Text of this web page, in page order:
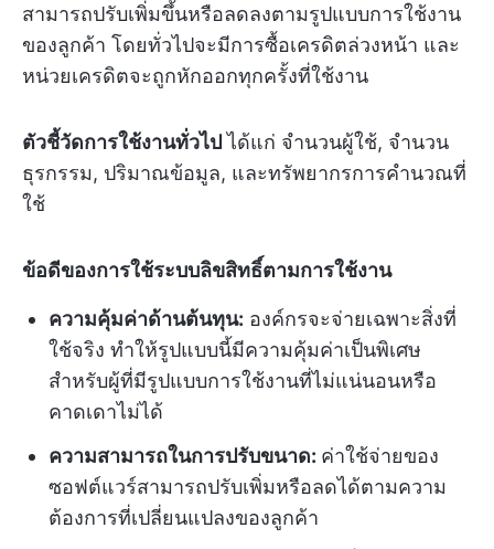
สามารถปรับเพิ่มขึ้นหรือลดลงตามรูปแบบการใช้งาน
ของลูกค้า โดยทั่วไปจะมีการซื้อเครดิตล่วงหน้า และ
หน่วยเครดิตจะถูกหักออกทุกครั้งที่ใช้งาน
ตัวชี้วัดการใช้งานทั่วไปได้แก่ จำนวนผู้ใช้, จำนวน
ธุรกรรม, ปริมาณข้อมูล, และทรัพยากรการคำนวณที่
ใช้
ข้อดีของการใช้ระบบลิขสิทธิ์ตามการใช้งาน
ความคุ้มค่าด้านต้นทุน: องค์กรจะจ่ายเฉพาะสิ่งที่
ใช้จริง ทำให้รูปแบบนี้มีความคุ้มค่าเป็นพิเศษ
สำหรับผู้ที่มีรูปแบบการใช้งานที่ไม่แน่นอนหรือ
คาดเดาไม่ได้
ความสามารถในการปรับขนาด: ค่าใช้จ่ายของ
ซอฟต์แวร์สามารถปรับเพิ่มหรือลดได้ตามความ
ต้องการที่เปลี่ยนแปลงของลูกค้า